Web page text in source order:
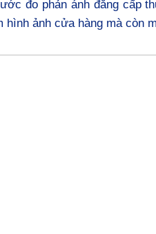
đo phản ánh đẳng cấp
hình ảnh cửa hàng mà còn